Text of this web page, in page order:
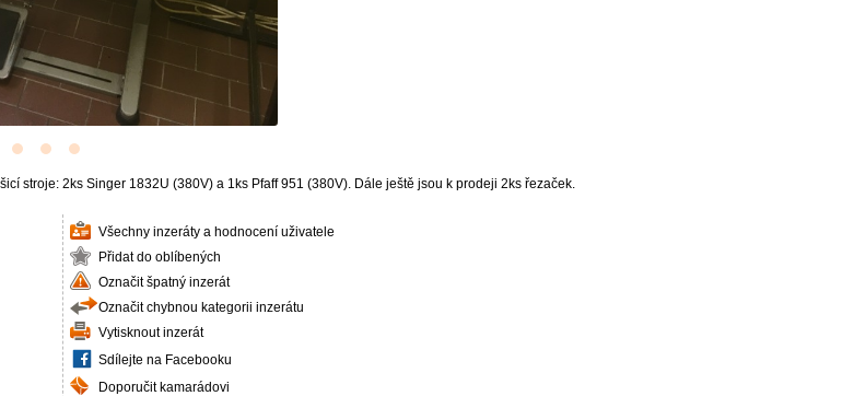
stroje: 2ks Singer 1832U (380V) a 1ks Pfaff 951 (380V). Dále ještě jsou k prodeji 2ks řezaček.
Všechny inzeráty a hodnocení uživatele
Přidat do oblíbených
Označit špatný inzerát
Označit chybnou kategorii inzerátu
Vytisknout inzerát
Sdílejte na Facebooku
Doporučit kamarádovi